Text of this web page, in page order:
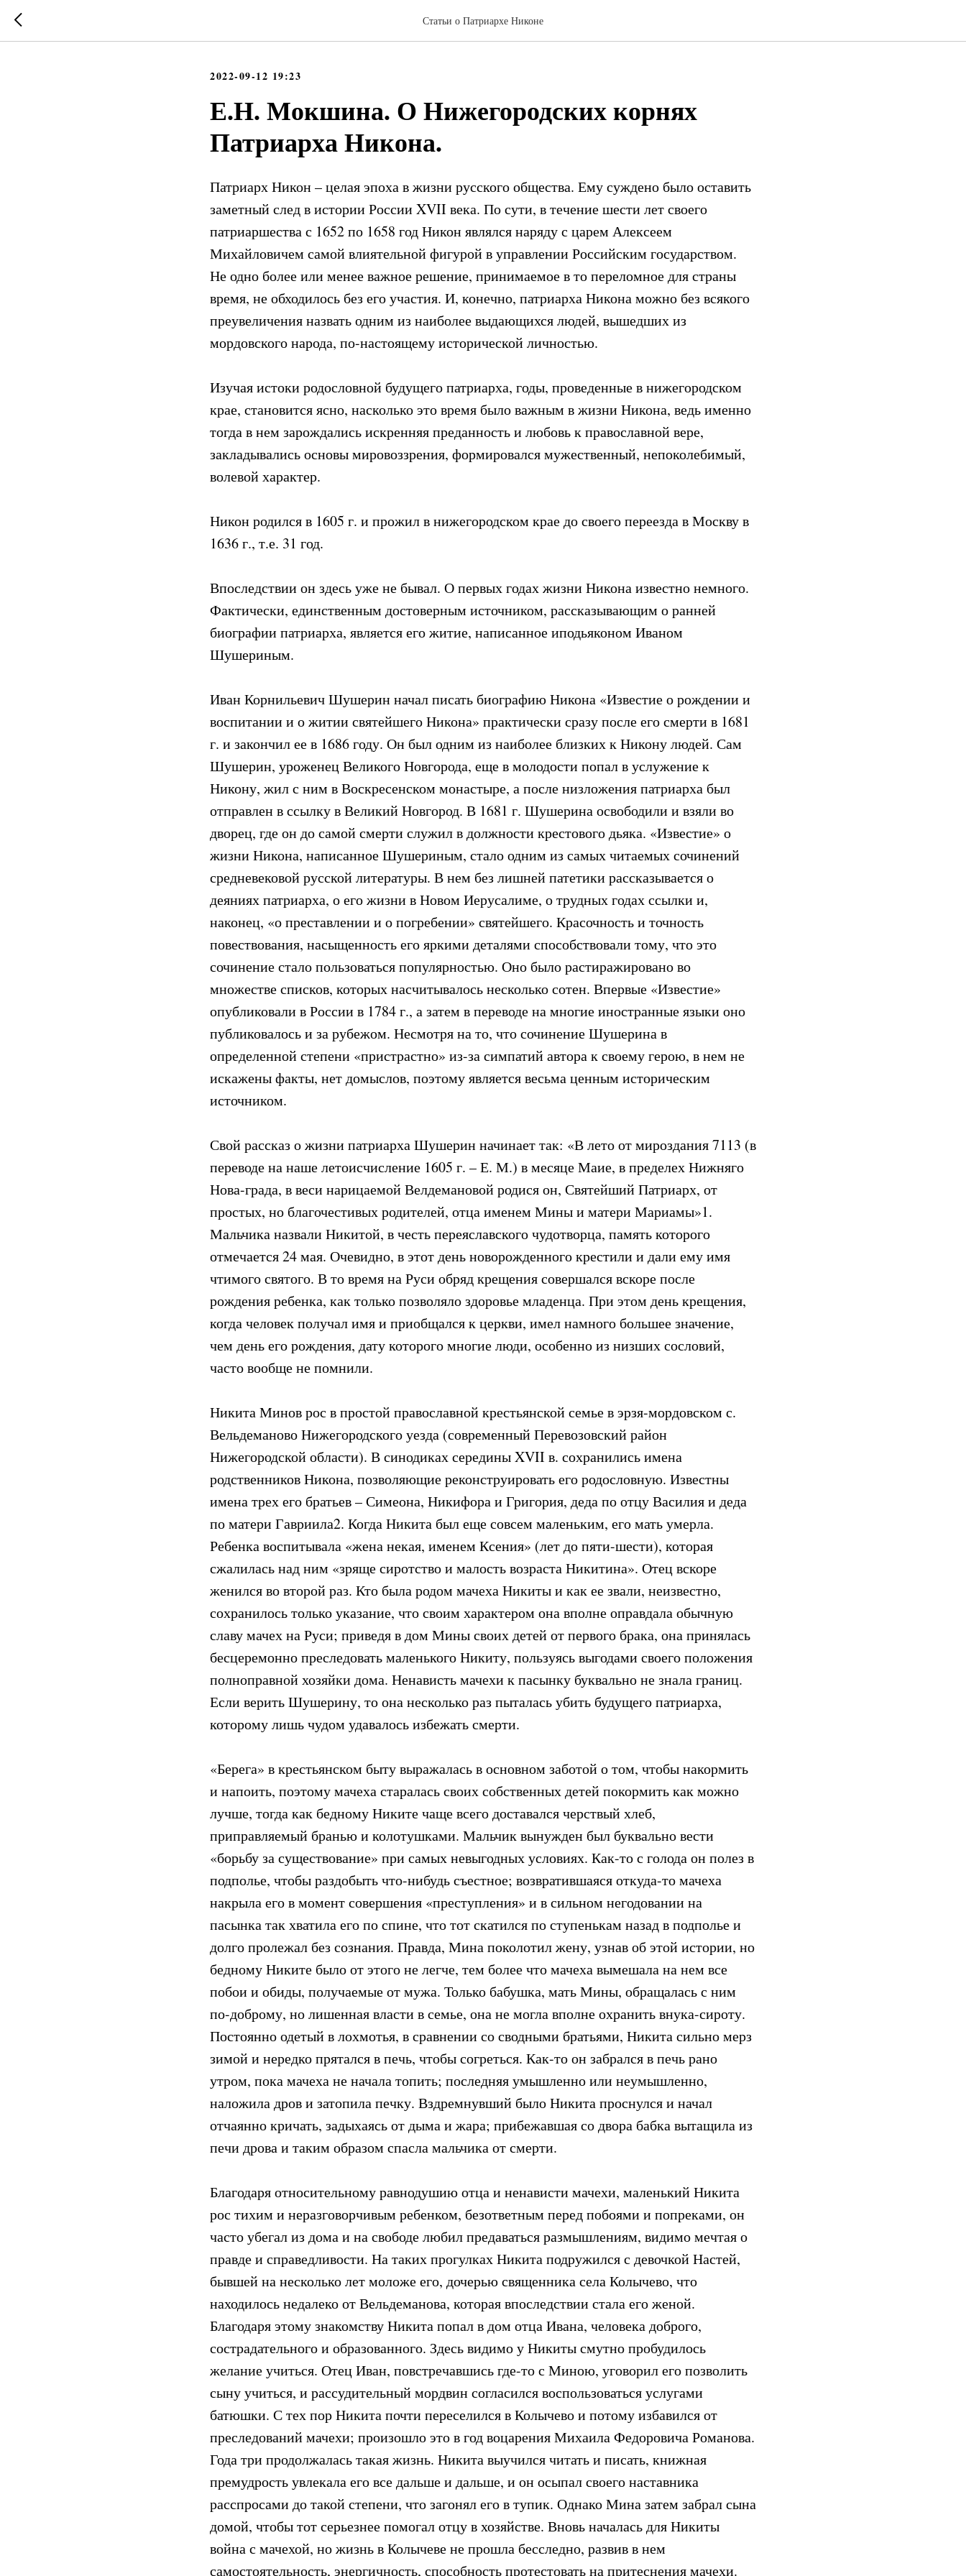
Статьи о Патриархе Никоне
2022-09-12 19:23
Е.Н. Мокшина. О Нижегородских корнях
Патриарха Никона.
Патриарх Никон – целая эпоха в жизни русского общества. Ему суждено было оставить
заметный след в истории России XVII века. По сути, в течение шести лет своего
патриаршества с 1652 по 1658 год Никон являлся наряду с царем Алексеем
Михайловичем самой влиятельной фигурой в управлении Российским государством.
Не одно более или менее важное решение, принимаемое в то переломное для страны
время, не обходилось без его участия. И, конечно, патриарха Никона можно без всякого
преувеличения назвать одним из наиболее выдающихся людей, вышедших из
мордовского народа, по-настоящему исторической личностью.
Изучая истоки родословной будущего патриарха, годы, проведенные в нижегородском
крае, становится ясно, насколько это время было важным в жизни Никона, ведь именно
тогда в нем зарождались искренняя преданность и любовь к православной вере,
закладывались основы мировоззрения, формировался мужественный, непоколебимый,
волевой характер.
Никон родился в 1605 г. и прожил в нижегородском крае до своего переезда в Москву в
1636 г., т.е. 31 год.
Впоследствии он здесь уже не бывал. О первых годах жизни Никона известно немного.
Фактически, единственным достоверным источником, рассказывающим о ранней
биографии патриарха, является его житие, написанное иподьяконом Иваном
Шушериным.
Иван Корнильевич Шушерин начал писать биографию Никона «Известие о рождении и
воспитании и о житии святейшего Никона» практически сразу после его смерти в 1681
г. и закончил ее в 1686 году. Он был одним из наиболее близких к Никону людей. Сам
Шушерин, уроженец Великого Новгорода, еще в молодости попал в услужение к
Никону, жил с ним в Воскресенском монастыре, а после низложения патриарха был
отправлен в ссылку в Великий Новгород. В 1681 г. Шушерина освободили и взяли во
дворец, где он до самой смерти служил в должности крестового дьяка. «Известие» о
жизни Никона, написанное Шушериным, стало одним из самых читаемых сочинений
средневековой русской литературы. В нем без лишней патетики рассказывается о
деяниях патриарха, о его жизни в Новом Иерусалиме, о трудных годах ссылки и,
наконец, «о преставлении и о погребении» святейшего. Красочность и точность
повествования, насыщенность его яркими деталями способствовали тому, что это
сочинение стало пользоваться популярностью. Оно было растиражировано во
множестве списков, которых насчитывалось несколько сотен. Впервые «Известие»
опубликовали в России в 1784 г., а затем в переводе на многие иностранные языки оно
публиковалось и за рубежом. Несмотря на то, что сочинение Шушерина в
определенной степени «пристрастно» из-за симпатий автора к своему герою, в нем не
искажены факты, нет домыслов, поэтому является весьма ценным историческим
источником.
Свой рассказ о жизни патриарха Шушерин начинает так: «В лето от мироздания 7113 (в
переводе на наше летоисчисление 1605 г. – Е. М.) в месяце Маие, в пределех Нижняго
Нова-града, в веси нарицаемой Велдемановой родися он, Святейший Патриарх, от
простых, но благочестивых родителей, отца именем Мины и матери Мариамы»1.
Мальчика назвали Никитой, в честь переяславского чудотворца, память которого
отмечается 24 мая. Очевидно, в этот день новорожденного крестили и дали ему имя
чтимого святого. В то время на Руси обряд крещения совершался вскоре после
рождения ребенка, как только позволяло здоровье младенца. При этом день крещения,
когда человек получал имя и приобщался к церкви, имел намного большее значение,
чем день его рождения, дату которого многие люди, особенно из низших сословий,
часто вообще не помнили.
Никита Минов рос в простой православной крестьянской семье в эрзя-мордовском с.
Вельдеманово Нижегородского уезда (современный Перевозовский район
Нижегородской области). В синодиках середины XVII в. сохранились имена
родственников Никона, позволяющие реконструировать его родословную. Известны
имена трех его братьев – Симеона, Никифора и Григория, деда по отцу Василия и деда
по матери Гавриила2. Когда Никита был еще совсем маленьким, его мать умерла.
Ребенка воспитывала «жена некая, именем Ксения» (лет до пяти-шести), которая
сжалилась над ним «зряще сиротство и малость возраста Никитина». Отец вскоре
женился во второй раз. Кто была родом мачеха Никиты и как ее звали, неизвестно,
сохранилось только указание, что своим характером она вполне оправдала обычную
славу мачех на Руси; приведя в дом Мины своих детей от первого брака, она принялась
бесцеремонно преследовать маленького Никиту, пользуясь выгодами своего положения
полноправной хозяйки дома. Ненависть мачехи к пасынку буквально не знала границ.
Если верить Шушерину, то она несколько раз пыталась убить будущего патриарха,
которому лишь чудом удавалось избежать смерти.
«Берега» в крестьянском быту выражалась в основном заботой о том, чтобы накормить
и напоить, поэтому мачеха старалась своих собственных детей покормить как можно
лучше, тогда как бедному Никите чаще всего доставался черствый хлеб,
приправляемый бранью и колотушками. Мальчик вынужден был буквально вести
«борьбу за существование» при самых невыгодных условиях. Как-то с голода он полез в
подполье, чтобы раздобыть что-нибудь съестное; возвратившаяся откуда-то мачеха
накрыла его в момент совершения «преступления» и в сильном негодовании на
пасынка так хватила его по спине, что тот скатился по ступенькам назад в подполье и
долго пролежал без сознания. Правда, Мина поколотил жену, узнав об этой истории, но
бедному Никите было от этого не легче, тем более что мачеха вымешала на нем все
побои и обиды, получаемые от мужа. Только бабушка, мать Мины, обращалась с ним
по-доброму, но лишенная власти в семье, она не могла вполне охранить внука-сироту.
Постоянно одетый в лохмотья, в сравнении со сводными братьями, Никита сильно мерз
зимой и нередко прятался в печь, чтобы согреться. Как-то он забрался в печь рано
утром, пока мачеха не начала топить; последняя умышленно или неумышленно,
наложила дров и затопила печку. Вздремнувший было Никита проснулся и начал
отчаянно кричать, задыхаясь от дыма и жара; прибежавшая со двора бабка вытащила из
печи дрова и таким образом спасла мальчика от смерти.
Благодаря относительному равнодушию отца и ненависти мачехи, маленький Никита
рос тихим и неразговорчивым ребенком, безответным перед побоями и попреками, он
часто убегал из дома и на свободе любил предаваться размышлениям, видимо мечтая о
правде и справедливости. На таких прогулках Никита подружился с девочкой Настей,
бывшей на несколько лет моложе его, дочерью священника села Колычево, что
находилось недалеко от Вельдеманова, которая впоследствии стала его женой.
Благодаря этому знакомству Никита попал в дом отца Ивана, человека доброго,
сострадательного и образованного. Здесь видимо у Никиты смутно пробудилось
желание учиться. Отец Иван, повстречавшись где-то с Миною, уговорил его позволить
сыну учиться, и рассудительный мордвин согласился воспользоваться услугами
батюшки. С тех пор Никита почти переселился в Колычево и потому избавился от
преследований мачехи; произошло это в год воцарения Михаила Федоровича Романова.
Года три продолжалась такая жизнь. Никита выучился читать и писать, книжная
премудрость увлекала его все дальше и дальше, и он осыпал своего наставника
расспросами до такой степени, что загонял его в тупик. Однако Мина затем забрал сына
домой, чтобы тот серьезнее помогал отцу в хозяйстве. Вновь началась для Никиты
война с мачехой, но жизнь в Колычеве не прошла бесследно, развив в нем
самостоятельность, энергичность, способность протестовать на притеснения мачехи.